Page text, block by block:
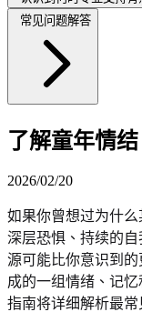
常见问题解答
了解童年情
2026/02/20
如果你曾想过为什
深层恐惧、持续的
源可能比你意识到
成的一组情绪、记
指南将详细解析最